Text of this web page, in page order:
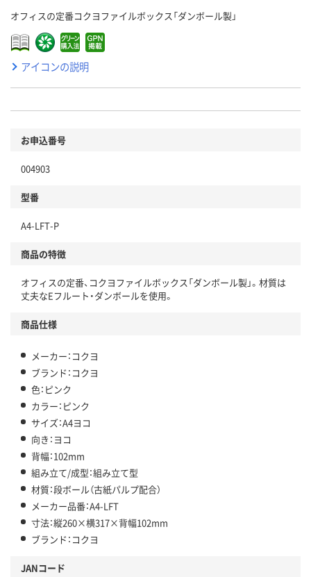
オフィスの定番コクヨファイルボックス「ダンボール製」
アイコンの説明
お申込番号
004903
型番
A4-LFT-P
商品の特徴
オフィスの定番、コクヨファイルボックス「ダンボール製」。材質は
丈夫なEフルート・ダンボールを使用。
商品仕様
メーカー：コクヨ
ブランド：コクヨ
色：ピンク
カラー：ピンク
サイズ：A4ヨコ
向き：ヨコ
背幅：102mm
組み立て/成型：組み立て型
材質：段ボール（古紙パルプ配合）
メーカー品番：A4-LFT
寸法：縦260×横317×背幅102mm
ブランド：コクヨ
JANコード